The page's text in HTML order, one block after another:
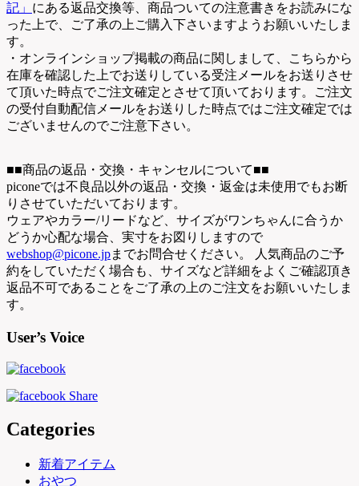
記」 にある返品交換等、商品ついての注意書きをお読みにな
った上で、ご了承の上ご購入下さいますようお願いいたしま
す。
・オンラインショップ掲載の商品に関しまして、こちらから
在庫を確認した上でお送りしている受注メールをお送りさせ
て頂いた時点でご注文確定とさせて頂いております。ご注文
の受付自動配信メールをお送りした時点ではご注文確定では
ございませんのでご注意下さい。
■■商品の返品・交換・キャンセルについて■■
piconeでは不良品以外の返品・交換・返金は未使用でもお断
りさせていただいております。
ウェアやカラー/リードなど、サイズがワンちゃんに合うか
どうか心配な場合、実寸をお図りしますので
webshop@picone.jpまでお問合せください。 人気商品のご予
約をしていただく場合も、サイズなど詳細をよくご確認頂き
返品不可であることをご了承の上のご注文をお願いいたしま
す。
User’s Voice
Categories
新着アイテム
おやつ